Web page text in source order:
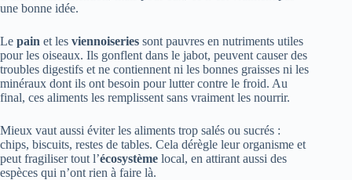
une bonne idée.
Le pain et les viennoiseries sont pauvres en nutriments utiles
pour les oiseaux. Ils gonflent dans le jabot, peuvent causer des
troubles digestifs et ne contiennent ni les bonnes graisses ni les
minéraux dont ils ont besoin pour lutter contre le froid. Au
final, ces aliments les remplissent sans vraiment les nourrir.
Mieux vaut aussi éviter les aliments trop salés ou sucrés :
chips, biscuits, restes de tables. Cela dérègle leur organisme et
peut fragiliser tout l’écosystème local, en attirant aussi des
espèces qui n’ont rien à faire là.